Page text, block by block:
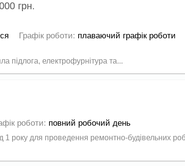
грн.
Графік роботи: плаваючий графік роботи
підлога, електрофурнітура та...
роботи: повний робочий день
1 року для проведення ремонтно-будівельних